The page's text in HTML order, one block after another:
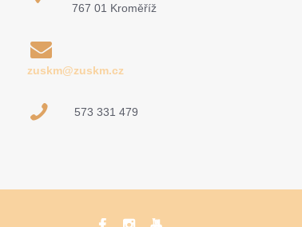
767 01 Kroměříž
zuskm@zuskm.cz
573 331 479